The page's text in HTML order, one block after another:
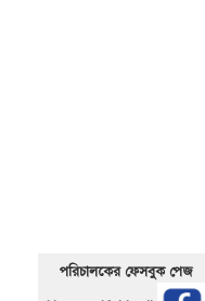
পরিচালকের ফেসবুক পেজ